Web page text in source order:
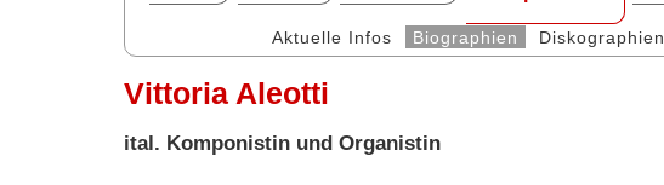
Aktuelle Infos Biographien Diskographien
Vittoria Aleotti
ital. Komponistin und Organistin